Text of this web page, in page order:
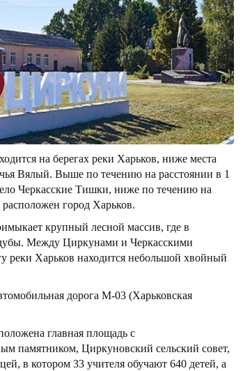
на берегах реки Харьков, ниже места
Вялый. Выше по течению на расстоянии в 1
Черкасские Тишки, ниже по течению на
город Харьков.
крупный лесной массив, где в
Между Циркунами и Черкасскими
реки Харьков находится небольшой хвойный
дорога М-03 (Харьковская
главная площадь с
памятником, Циркуновский сельский совет,
в котором 33 учителя обучают 640 детей, а